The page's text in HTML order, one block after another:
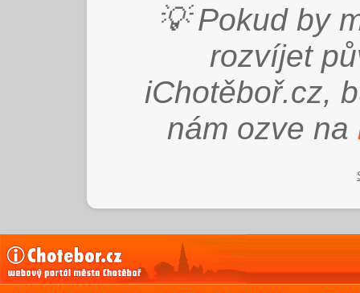
💡 Pokud by
rozvíjet
iChotěboř.cz,
nám ozve na